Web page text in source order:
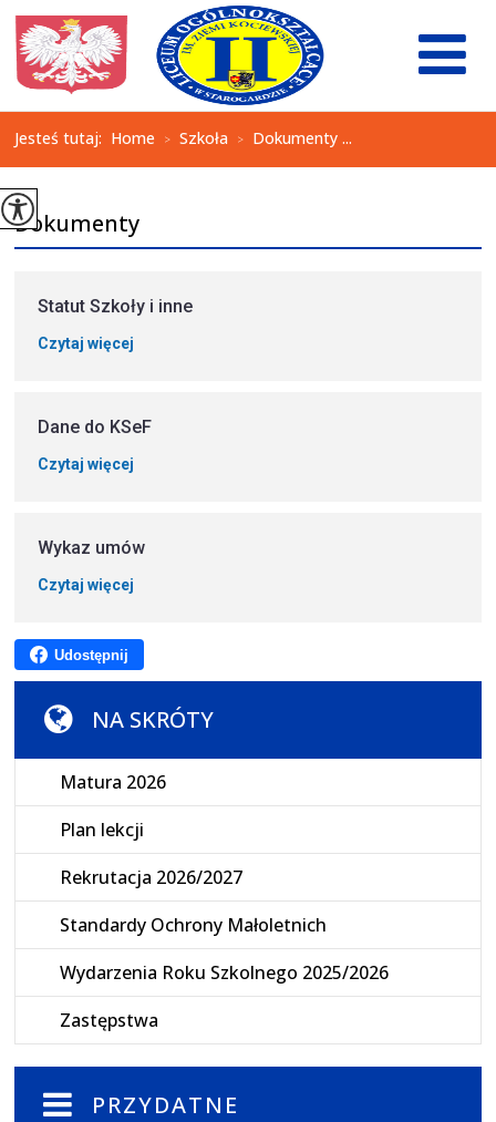
Jesteś tutaj: Home > Szkoła > Dokumenty ...
Dokumenty
Statut Szkoły i inne
Czytaj więcej
Dane do KSeF
Czytaj więcej
Wykaz umów
Czytaj więcej
Udostępnij
NA SKRÓTY
Matura 2026
Plan lekcji
Rekrutacja 2026/2027
Standardy Ochrony Małoletnich
Wydarzenia Roku Szkolnego 2025/2026
Zastępstwa
PRZYDATNE